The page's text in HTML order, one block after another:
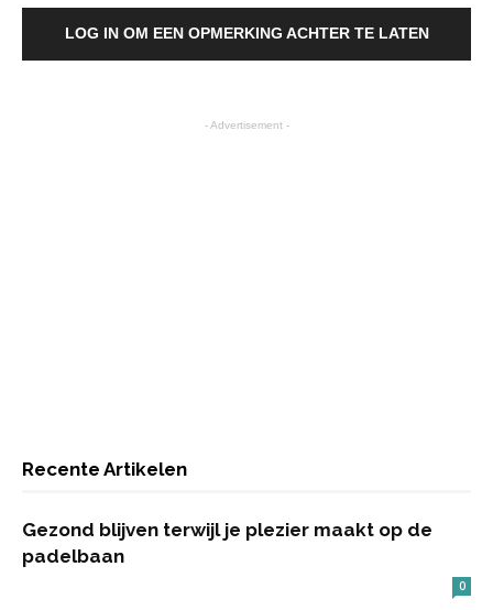
LOG IN OM EEN OPMERKING ACHTER TE LATEN
- Advertisement -
Recente Artikelen
Gezond blijven terwijl je plezier maakt op de
padelbaan
0